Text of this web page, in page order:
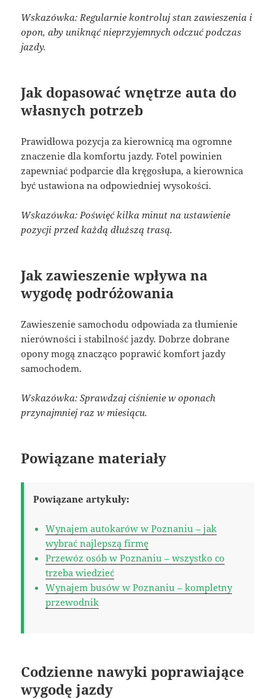
Wskazówka: Regularnie kontroluj stan zawieszenia i
opon, aby uniknąć nieprzyjemnych odczuć podczas
jazdy.
Jak dopasować wnętrze auta do
własnych potrzeb
Prawidłowa pozycja za kierownicą ma ogromne
znaczenie dla komfortu jazdy. Fotel powinien
zapewniać podparcie dla kręgosłupa, a kierownica
być ustawiona na odpowiedniej wysokości.
Wskazówka: Poświęć kilka minut na ustawienie
pozycji przed każdą dłuższą trasą.
Jak zawieszenie wpływa na
wygodę podróżowania
Zawieszenie samochodu odpowiada za tłumienie
nierówności i stabilność jazdy. Dobrze dobrane
opony mogą znacząco poprawić komfort jazdy
samochodem.
Wskazówka: Sprawdzaj ciśnienie w oponach
przynajmniej raz w miesiącu.
Powiązane materiały
Powiązane artykuły:
Wynajem autokarów w Poznaniu – jak
wybrać najlepszą firmę
Przewóz osób w Poznaniu – wszystko co
trzeba wiedzieć
Wynajem busów w Poznaniu – kompletny
przewodnik
Codzienne nawyki poprawiające
wygodę jazdy